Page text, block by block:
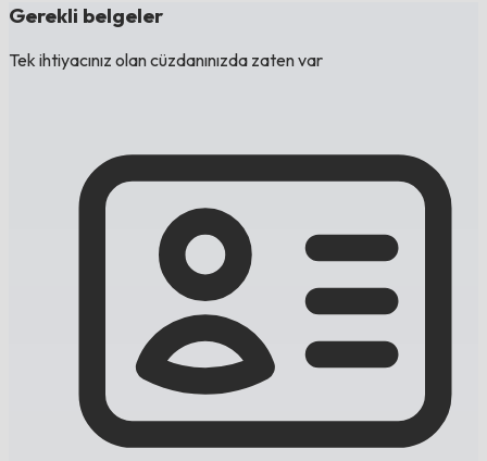
Gerekli belgeler
Tek ihtiyacınız olan cüzdanınızda zaten var